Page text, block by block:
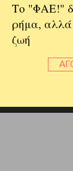
Το "ΦΑΕ!"
ρήμα, αλλά
ζωή